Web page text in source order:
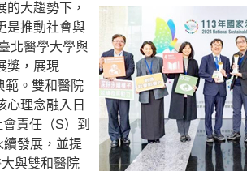
的大趨勢下，
是推動社會與
北醫學大學與
獎，展現
範。雙和醫院
心理念融入日
責任（S）到
發展，並提
與雙和醫院